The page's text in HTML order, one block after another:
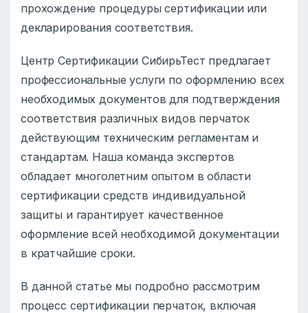
прохождение процедуры сертификации или
декларирования соответствия.
Центр Сертификации СибирьТест предлагает
профессиональные услуги по оформлению всех
необходимых документов для подтверждения
соответствия различных видов перчаток
действующим техническим регламентам и
стандартам. Наша команда экспертов
обладает многолетним опытом в области
сертификации средств индивидуальной
защиты и гарантирует качественное
оформление всей необходимой документации
в кратчайшие сроки.
В данной статье мы подробно рассмотрим
процесс сертификации перчаток, включая